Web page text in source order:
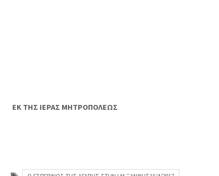
ΕΚ ΤΗΣ ΙΕΡΑΣ ΜΗΤΡΟΠΟΛΕΩΣ